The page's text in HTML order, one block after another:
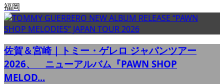
福岡
佐賀＆宮崎｜トミー・ゲレロ ジャパンツアー
2026、 ニューアルバム『PAWN SHOP
MELOD...